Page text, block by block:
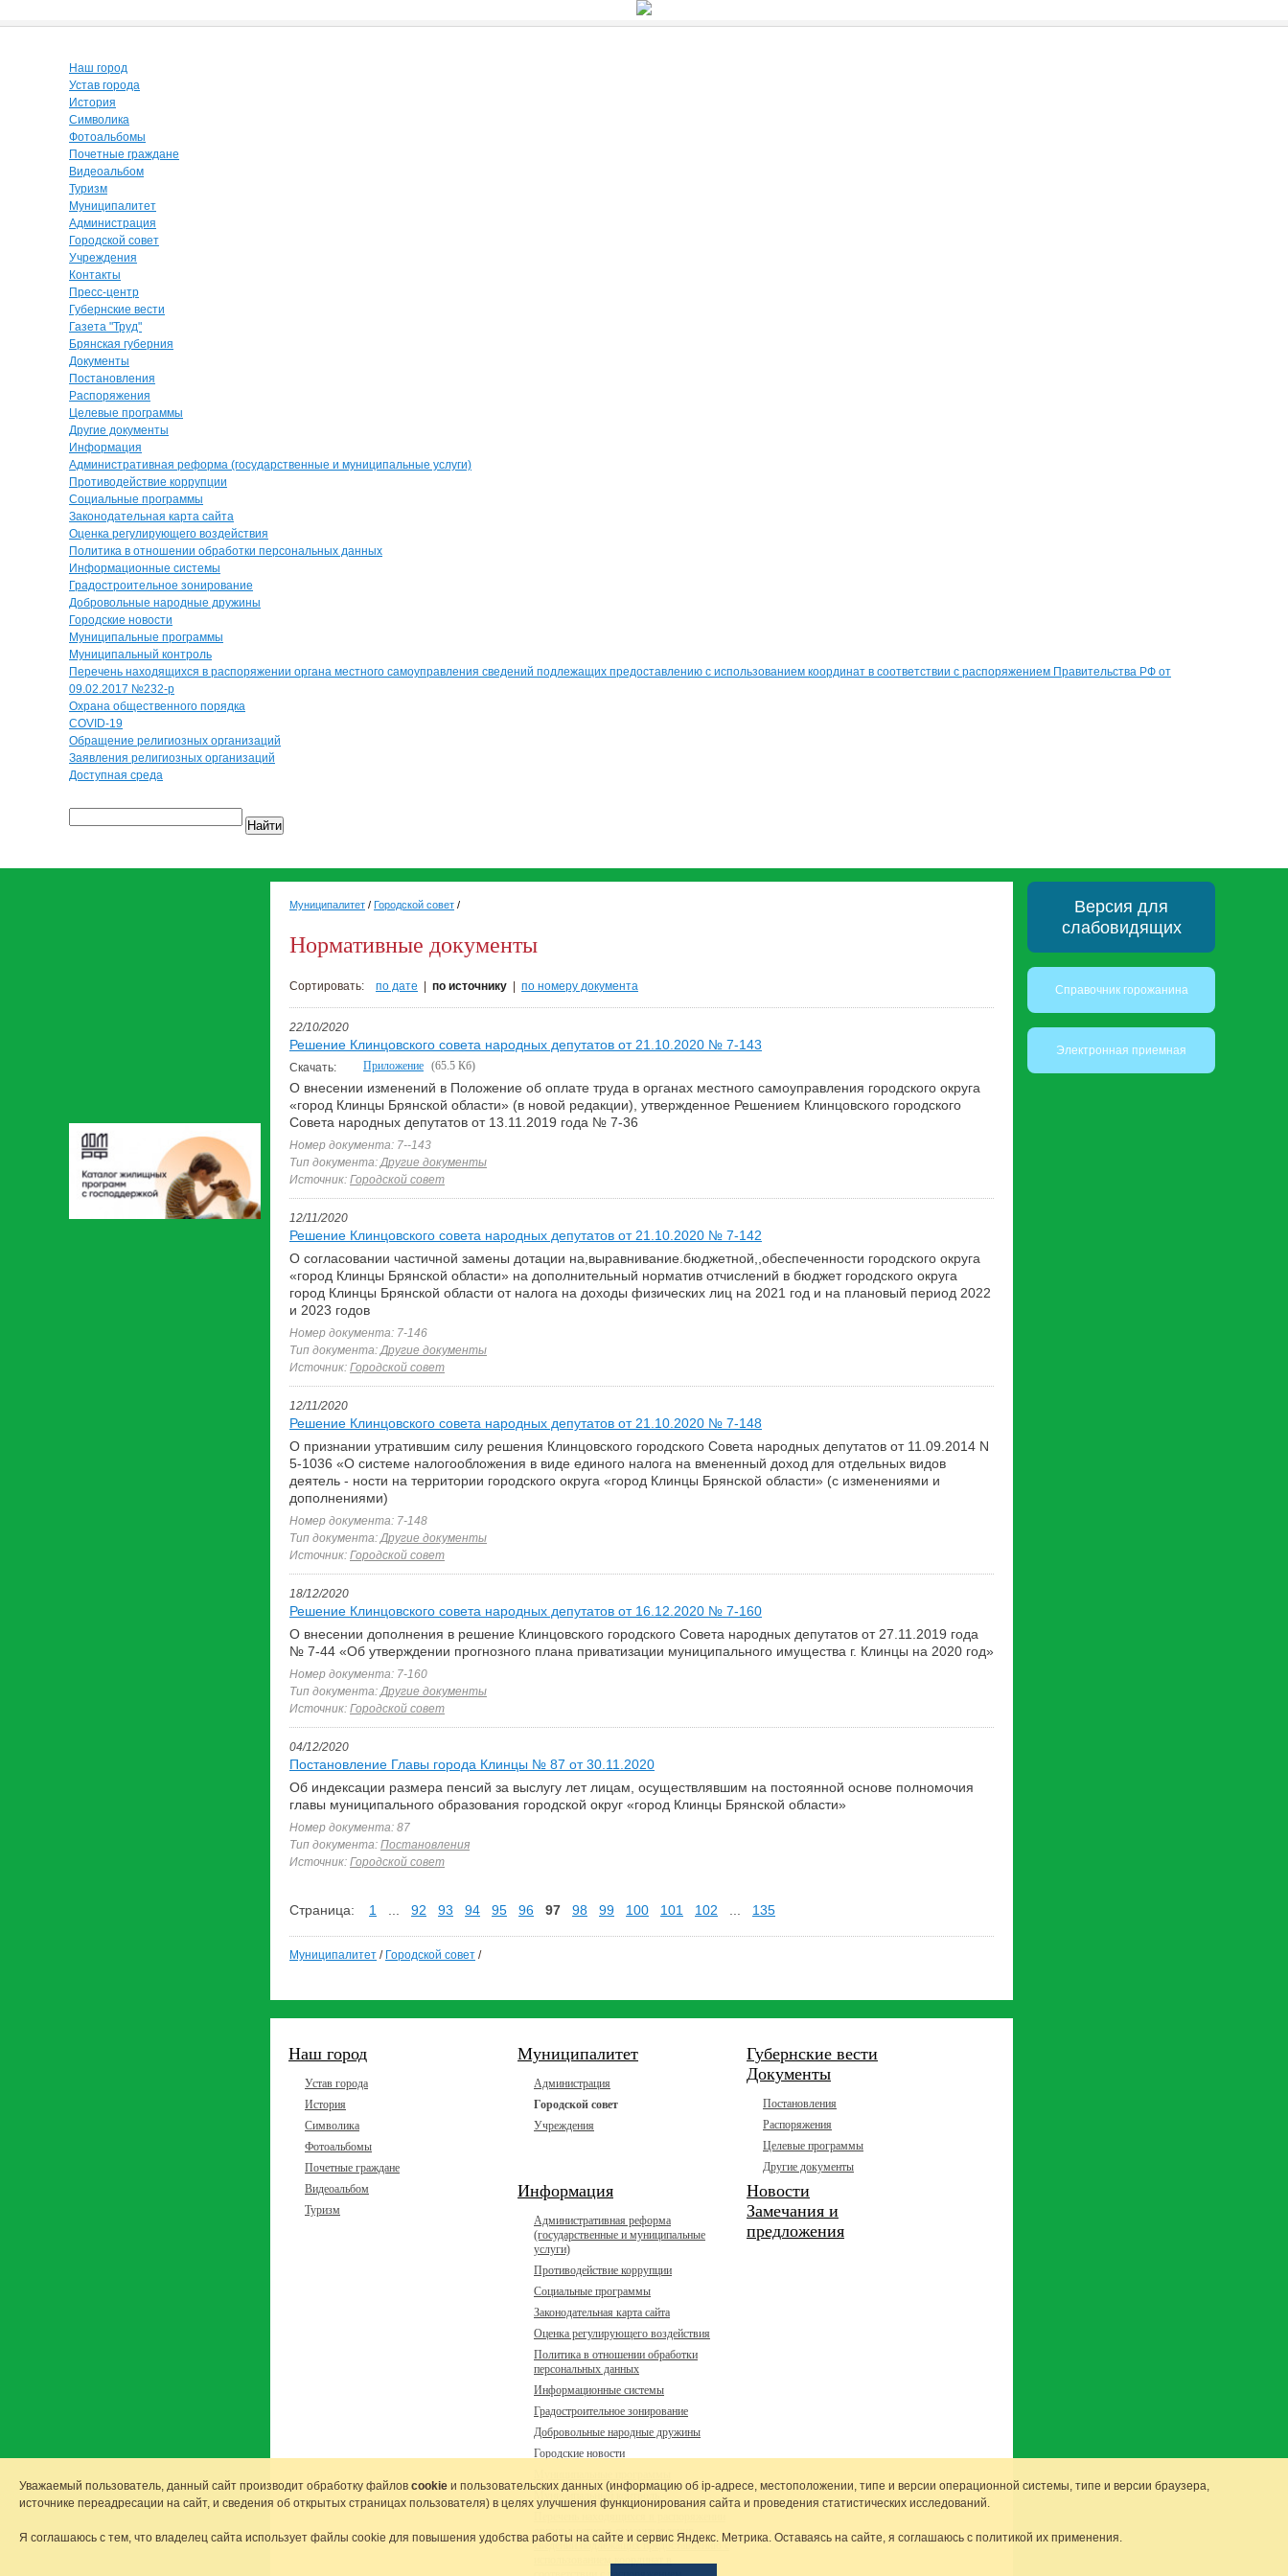
Наш город
Устав города
История
Символика
Фотоальбомы
Почетные граждане
Видеоальбом
Туризм
Муниципалитет
Администрация
Городской совет
Учреждения
Контакты
Пресс-центр
Губернские вести
Газета "Труд"
Брянская губерния
Документы
Постановления
Распоряжения
Целевые программы
Другие документы
Информация
Административная реформа (государственные и муниципальные услуги)
Противодействие коррупции
Социальные программы
Законодательная карта сайта
Оценка регулирующего воздействия
Политика в отношении обработки персональных данных
Информационные системы
Градостроительное зонирование
Добровольные народные дружины
Городские новости
Муниципальные программы
Муниципальный контроль
Перечень находящихся в распоряжении органа местного самоуправления сведений подлежащих предоставлению с использованием координат в соответствии с распоряжением Правительства РФ от
09.02.2017 №232-р
Охрана общественного порядка
COVID-19
Обращение религиозных организаций
Заявления религиозных организаций
Доступная среда
Найти
Муниципалитет / Городской совет /
Нормативные документы
Сортировать: по дате по источнику по номеру документа
22/10/2020
Решение Клинцовского совета народных депутатов от 21.10.2020 № 7-143
Скачать: Приложение (65.5 Кб)
О внесении изменений в Положение об оплате труда в органах местного самоуправления городского округа
«город Клинцы Брянской области» (в новой редакции), утвержденное Решением Клинцовского городского
Совета народных депутатов от 13.11.2019 года № 7-36
Номер документа: 7--143
Тип документа:Другие документы
Источник: Городской совет
12/11/2020
Решение Клинцовского совета народных депутатов от 21.10.2020 № 7-142
О согласовании частичной замены дотации на,выравнивание.бюджетной,,обеспеченности городского округа
«город Клинцы Брянской области» на дополнительный норматив отчислений в бюджет городского округа
город Клинцы Брянской области от налога на доходы физических лиц на 2021 год и на плановый период 2022
и 2023 годов
Номер документа: 7-146
Тип документа:Другие документы
Источник: Городской совет
12/11/2020
Решение Клинцовского совета народных депутатов от 21.10.2020 № 7-148
О признании утратившим силу решения Клинцовского городского Совета народных депутатов от 11.09.2014 N
5-1036 «О системе налогообложения в виде единого налога на вмененный доход для отдельных видов
деятель - ности на территории городского округа «город Клинцы Брянской области» (с изменениями и
дополнениями)
Номер документа: 7-148
Тип документа:Другие документы
Источник: Городской совет
18/12/2020
Решение Клинцовского совета народных депутатов от 16.12.2020 № 7-160
О внесении дополнения в решение Клинцовского городского Совета народных депутатов от 27.11.2019 года
№ 7-44 «Об утверждении прогнозного плана приватизации муниципального имущества г. Клинцы на 2020 год»
Номер документа: 7-160
Тип документа:Другие документы
Источник: Городской совет
04/12/2020
Постановление Главы города Клинцы № 87 от 30.11.2020
Об индексации размера пенсий за выслугу лет лицам, осуществлявшим на постоянной основе полномочия
главы муниципального образования городской округ «город Клинцы Брянской области»
Номер документа: 87
Тип документа: Постановления
Источник: Городской совет
Страница: 1 92 93 94 95 96 97 98 99 100 101 102 135
Муниципалитет / Городской совет /
Наш город
Устав города
История
Символика
Фотоальбомы
Почетные граждане
Видеоальбом
Туризм
Муниципалитет
Администрация
Городской совет
Учреждения
Губернские вести
Документы
Постановления
Распоряжения
Целевые программы
Другие документы
Информация
Административная реформа
(государственные и муниципальные
услуги)
Противодействие коррупции
Социальные программы
Законодательная карта сайта
Оценка регулирующего воздействия
Политика в отношении обработки
персональных данных
Информационные системы
Градостроительное зонирование
Добровольные народные дружины
Городские новости
Муниципальный контроль
органа местного самоуправления
сведений подлежащих предоставлению с
Новости
Замечания и
предложения
Версия для
слабовидящих
Справочник горожанина
Электронная приемная
Уважаемый пользователь, данный сайт производит обработку файлов cookie и пользовательских данных (информацию об ip-адресе, местоположении, типе и версии операционной системы, типе и версии браузера,
источнике переадресации на сайт, и сведения об открытых страницах пользователя) в целях улучшения функционирования сайта и проведения статистических исследований.
Я соглашаюсь с тем, что владелец сайта использует файлы cookie для повышения удобства работы на сайте и сервис Яндекс. Метрика. Оставаясь на сайте, я соглашаюсь с политикой их применения.